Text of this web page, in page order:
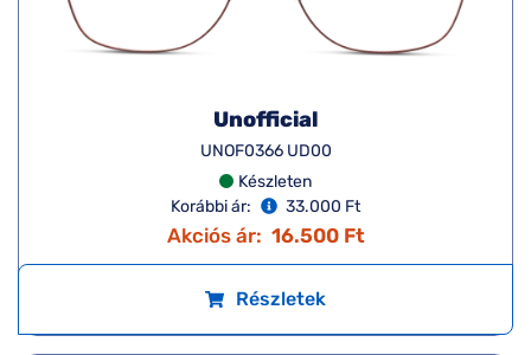
Unofficial
UNOF0366 UD00
Készleten
Korábbi ár:
33.000 Ft
Akciós ár: 16.500 Ft
Részletek